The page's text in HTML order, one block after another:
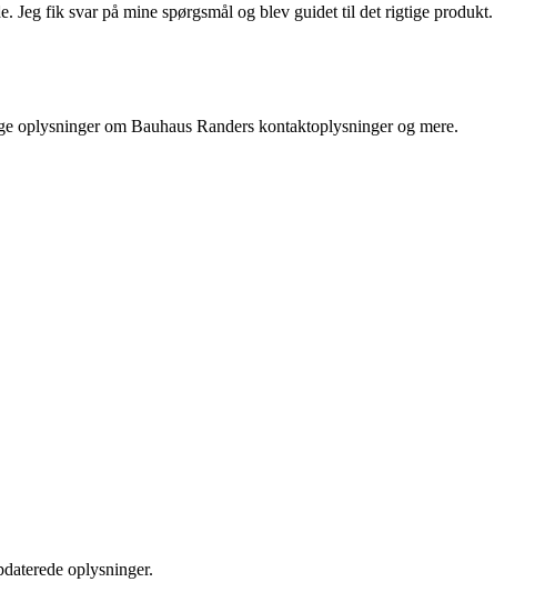
Jeg fik svar på mine spørgsmål og blev guidet til det rigtige produkt.
oplysninger om Bauhaus Randers kontaktoplysninger og mere.
oplysninger.